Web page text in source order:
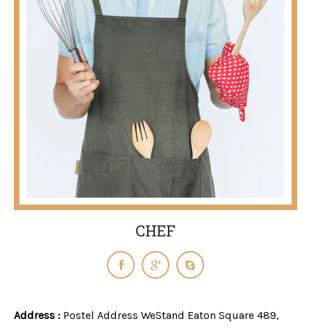
CHEF
Address : Postel Address WeStand Eaton Square 489,